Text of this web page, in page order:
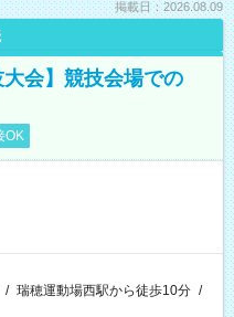
掲載日：2026.08.09
会】競技会場での
OK
/ 瑞穂運動場西駅から徒歩10分 /